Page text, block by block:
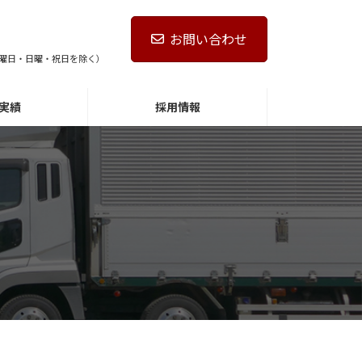
・日曜・祝日を除く）
お問い合わせ
績 採用情報